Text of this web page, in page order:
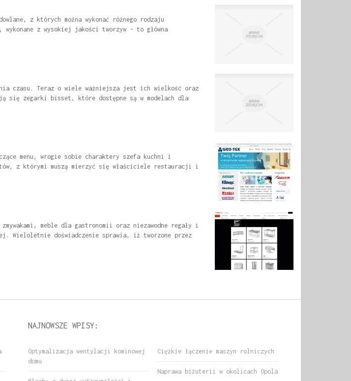
z których można wykonać różnego rodzaju
z wysokiej jakości tworzyw - to główna
czasu. Teraz o wiele ważniejsza jest ich wielkość oraz
się zegarki bisset, które dostępne są w modelach dla
menu, wrogie sobie charaktery szefa kuchni i
z którymi muszą mierzyć się właściciele restauracji i
meble dla gastronomii oraz niezawodne regały i
Wieloletnie doświadczenie sprawia, iż tworzone przez
NAJNOWSZE WPISY:
Ciężkie łączenie maszyn rolniczych
Optymalizacja wentylacji kominowej
domu
Naprawa biżuterii w okolicach Opola